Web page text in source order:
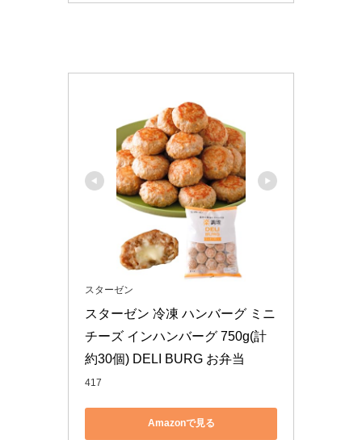
スターゼン
スターゼン 冷凍 ハンバーグ ミニ
チーズ インハンバーグ 750g(計
約30個) DELI BURG お弁当
417
Amazonで見る